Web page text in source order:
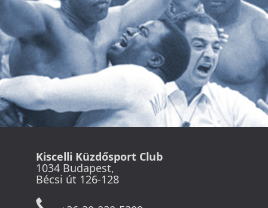
Kiscelli Küzdősport Club
1034 Budapest,
Bécsi út 126-128